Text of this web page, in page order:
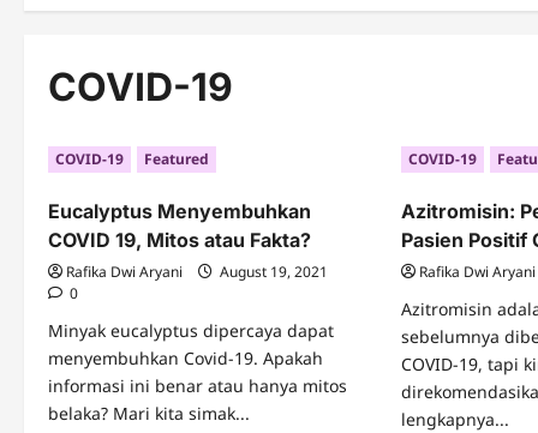
COVID-19
COVID-19 Featured
Eucalyptus Menyembuhkan
COVID 19, Mitos atau Fakta?
Rafika Dwi Aryani
August 19, 2021
0
Minyak eucalyptus dipercaya dapat
menyembuhkan Covid-19. Apakah
informasi ini benar atau hanya mitos
belaka? Mari kita simak...
COVID-19
Azitromisin:
Pasien Positif
Rafika Dwi Aryani
Azitromisin
sebelumnya
COVID-19, tapi
lengkapnya...